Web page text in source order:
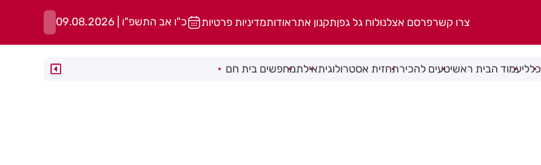
צרו קשרפרסם אצלנולוח גל גפןתקנון אתראודותמדיניות פרטיות כ"ו אב התשפ"ו | 09.08.2026
כלליעמוד הבית ראשיטעים להכירתחזית אסטרולוגיתאילתמחפשים בית חם